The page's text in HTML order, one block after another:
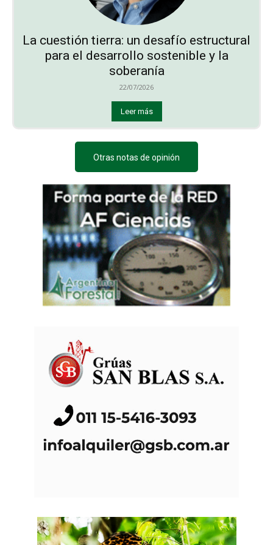
La cuestión tierra: un desafío estructural
para el desarrollo sostenible y la
soberanía
22/07/2026
Leer más
Otras notas de opinión